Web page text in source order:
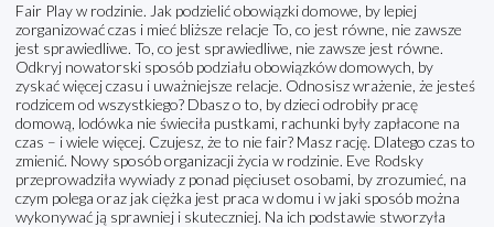
Fair Play w rodzinie. Jak podzielić obowiązki domowe, by lepiej
zorganizować czas i mieć bliższe relacje To, co jest równe, nie zawsze
jest sprawiedliwe. To, co jest sprawiedliwe, nie zawsze jest równe.
Odkryj nowatorski sposób podziału obowiązków domowych, by
zyskać więcej czasu i uważniejsze relacje. Odnosisz wrażenie, że jesteś
rodzicem od wszystkiego? Dbasz o to, by dzieci odrobiły pracę
domową, lodówka nie świeciła pustkami, rachunki były zapłacone na
czas – i wiele więcej. Czujesz, że to nie fair? Masz rację. Dlatego czas to
zmienić. Nowy sposób organizacji życia w rodzinie. Eve Rodsky
przeprowadziła wywiady z ponad pięciuset osobami, by zrozumieć, na
czym polega oraz jak ciężka jest praca w domu i w jaki sposób można
wykonywać ją sprawniej i skuteczniej. Na ich podstawie stworzyła